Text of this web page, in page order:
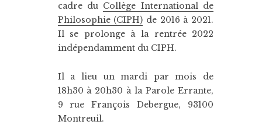
cadre du Collège International de
Philosophie (CIPH) de 2016 à 2021.
Il se prolonge à la rentrée 2022
indépendamment du CIPH.
Il a lieu un mardi par mois de
18h30 à 20h30 à la Parole Errante,
9 rue François Debergue, 93100
Montreuil.